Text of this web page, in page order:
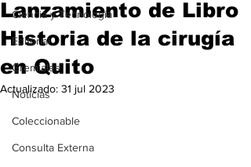
Ciencia y Tecnología
Editorial
Gremiales
Noticias
Coleccionable
Consulta Externa
Lanzamiento de Libro
Historia de la cirugía
en Quito
Actualizado: 31 jul 2023